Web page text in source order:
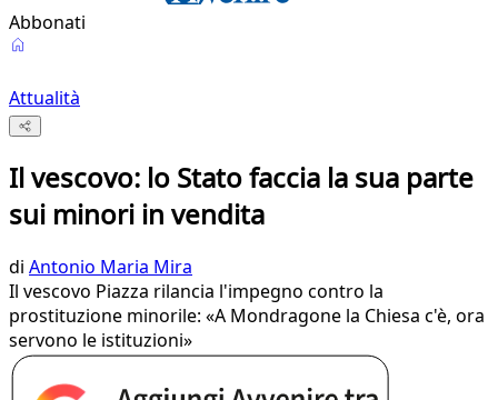
Abbonati
Attualità
Il vescovo: lo Stato faccia la sua parte
sui minori in vendita
di Antonio Maria Mira
Il vescovo Piazza rilancia l'impegno contro la
prostituzione minorile: «A Mondragone la Chiesa c'è, ora
servono le istituzioni»